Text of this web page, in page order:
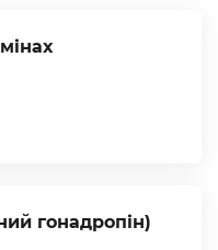
гонадропін)